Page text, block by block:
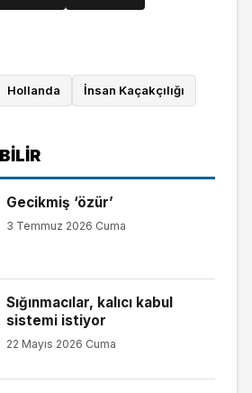
Hollanda İnsan Kaçakçılığı
Gecikmiş ‘özür’
3 Temmuz 2026 Cuma
Sığınmacılar, kalıcı kabul
sistemi istiyor
22 Mayıs 2026 Cuma